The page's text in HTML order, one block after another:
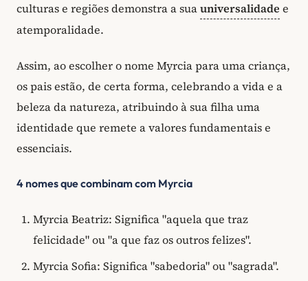
culturas e regiões demonstra a suauniversalidade e
atemporalidade.
Assim, ao escolher o nome Myrcia para uma criança,
os pais estão, de certa forma, celebrando a vida e a
beleza da natureza, atribuindo à sua filha uma
identidade que remete a valores fundamentais e
essenciais.
4 nomes que combinam com Myrcia
Myrcia Beatriz: Significa "aquela que traz
felicidade" ou "a que faz os outros felizes".
Myrcia Sofia: Significa "sabedoria" ou "sagrada".